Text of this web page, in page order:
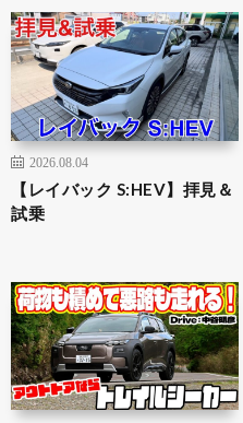
2026.08.04
【レイバック S:HEV】拝見＆
試乗